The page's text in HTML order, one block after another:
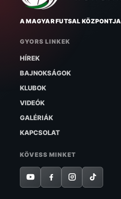
A MAGYAR FUTSAL KÖZPONTJA
GYORS LINKEK
HÍREK
BAJNOKSÁGOK
KLUBOK
VIDEÓK
GALÉRIÁK
KAPCSOLAT
KÖVESS MINKET